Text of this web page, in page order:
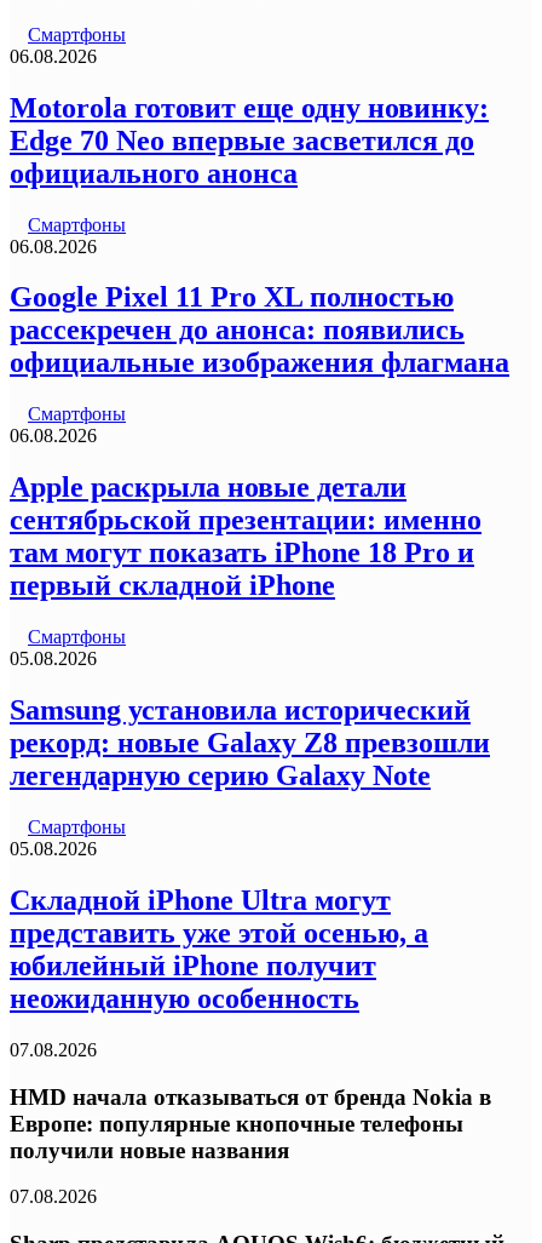
Смартфоны
06.08.2026
Motorola готовит еще одну новинку:
Edge 70 Neo впервые засветился до
официального анонса
Смартфоны
06.08.2026
Google Pixel 11 Pro XL полностью
рассекречен до анонса: появились
официальные изображения флагмана
Смартфоны
06.08.2026
Apple раскрыла новые детали
сентябрьской презентации: именно
там могут показать iPhone 18 Pro и
первый складной iPhone
Смартфоны
05.08.2026
Samsung установила исторический
рекорд: новые Galaxy Z8 превзошли
легендарную серию Galaxy Note
Смартфоны
05.08.2026
Складной iPhone Ultra могут
представить уже этой осенью, а
юбилейный iPhone получит
неожиданную особенность
07.08.2026
HMD начала отказываться от бренда Nokia в
Европе: популярные кнопочные телефоны
получили новые названия
07.08.2026